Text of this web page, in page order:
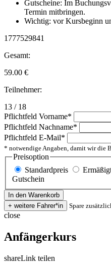
Gutscheine: Im
Termin mitbringen.
Wichtig: vor Kursbeginn
1777529841
Gesamt:
59.00 €
Teilnehmer:
13 / 18
Pflichtfeld Vorname*
Pflichtfeld Nachname*
Pflichtfeld E-Mail*
* notwendige Angaben, damit wir die
Preisoption
Standardpreis
Gutschein
Spare
close
Anfängerkurs
shareLink teilen